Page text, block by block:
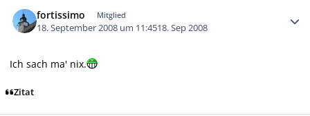
fortissimo Mitglied
18. September 2008 um 11:4518. Sep 2008
Ich sach ma' nix.
Zitat